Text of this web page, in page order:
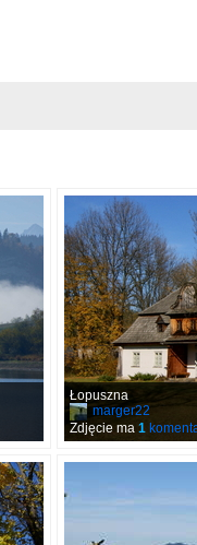
Łopuszna
marger22
Zdjęcie ma 1